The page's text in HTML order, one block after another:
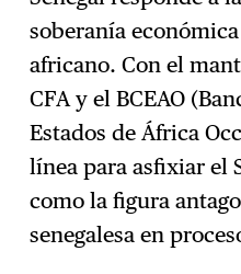
soberanía
africano. Con el
CFA y el BCEAO
Estados de África
línea para asfixiar el
como la figura
senegalesa en